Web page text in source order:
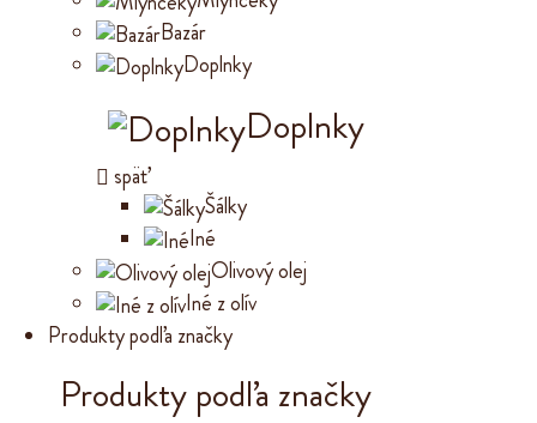
Bazár
Doplnky
Doplnky
späť
Šálky
Iné
Olivový olej
Iné z olív
Produkty podľa značky
Produkty podľa značky